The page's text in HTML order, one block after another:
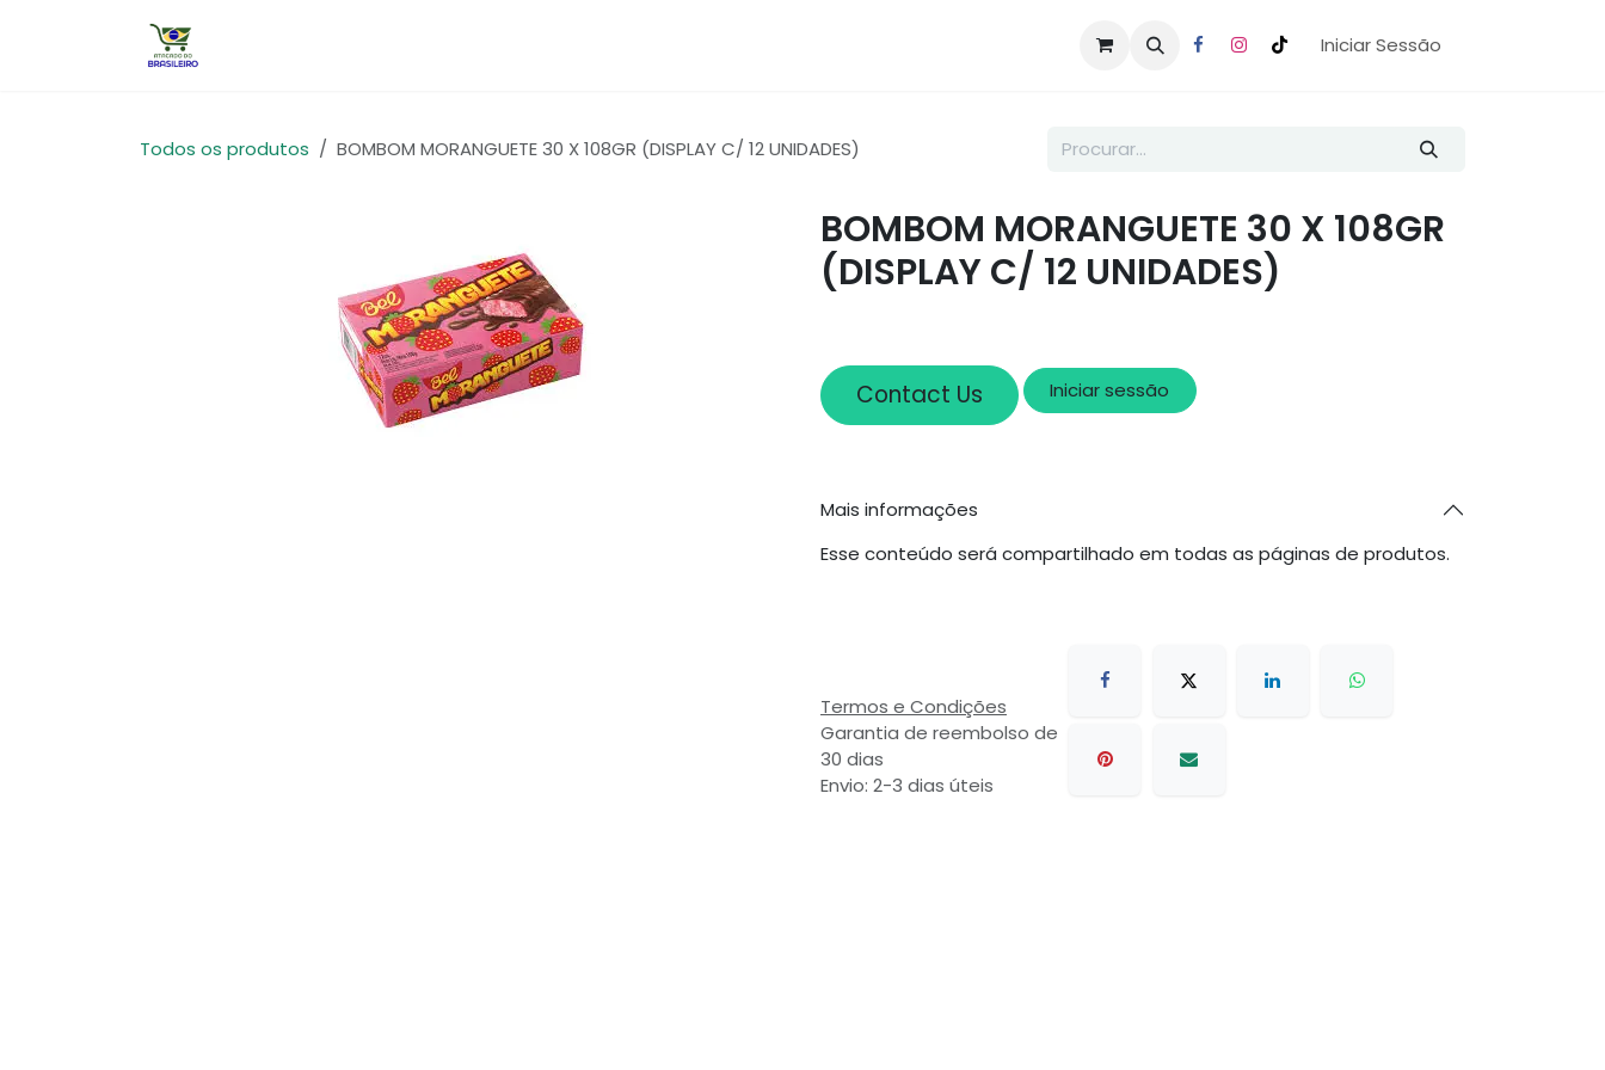
Iniciar Sessão
Todos os produtos BOMBOM MORANGUETE 30 X 108GR (DISPLAY C/ 12 UNIDADES)
BOMBOM MORANGUETE 30 X 108GR
(DISPLAY C/ 12 UNIDADES)
Contact Us Iniciar sessão
Mais informações
Esse conteúdo será compartilhado em todas as páginas de produtos.
Termos e Condições
Garantia de reembolso de
30 dias
Envio: 2-3 dias úteis